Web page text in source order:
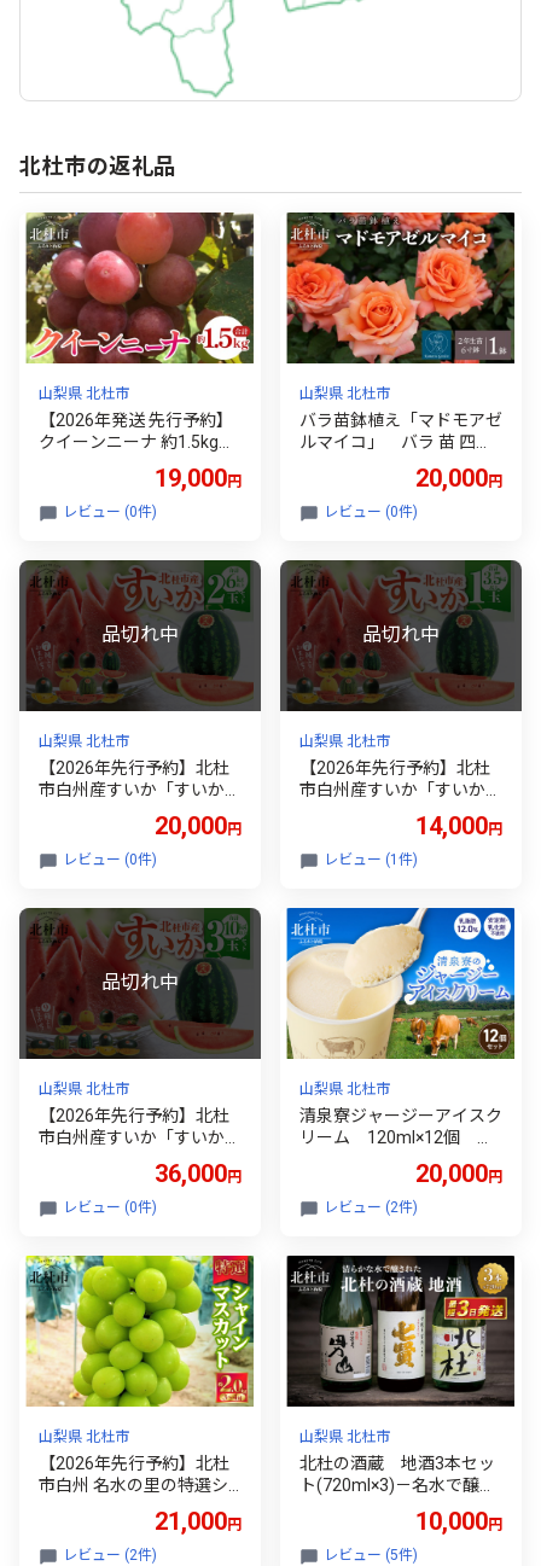
北杜市の返礼品
山梨県 北杜市
【2026年発送 先行予約】
クイーンニーナ 約1.5kg
ブドウ フルーツ 果物 赤ぶ
どう 葡萄 低農薬 期間限定
数量限定 冷蔵発送
19,000円
レビュー (0件)
山梨県 北杜市
バラ苗鉢植え「マドモアゼ
ルマイコ」 バラ 苗 四季
苗 ガーデニング 母の日 父
の日
20,000円
レビュー (0件)
山梨県 北杜市
【2026年先行予約】北杜
市白州産すいか「すいかば
いか セレブシリーズと名
水甲羅の中から2玉セッ
ト 特選 フルーツ 数量限
シリーズ 名水甲羅 産地直
送 冷蔵発送
20,000円
レビュー (0件)
山梨県 北杜市
【2026年先行予約】北杜
市白州産すいか「すいかば
いか セレブシリーズと名
水甲羅の中から1玉 特選
フルーツ 数量限定 期間限
名水甲羅 産地直送 冷蔵発
送
14,000円
レビュー (1件)
山梨県 北杜市
【2026年先行予約】北杜
市白州産すいか「すいかば
いか セレブシリーズと名
水甲羅の中から2玉・戦水
甘シリーズ1玉 豪華3玉セ
限定 期間限定 スイカ セレ
ブシリーズ 名水甲羅 戦水
甘 産地直送 冷蔵発送
36,000円
レビュー (0件)
山梨県 北杜市
清泉寮ジャージーアイスク
リーム 120ml×12個 ア
ージーアイス 120ml 12個
プレミアム 有機ジャージ
ー牛乳 安定剤不使用 乳化
ルウェルフェア」 三ツ星
認証 北杜市 清里 清泉寮 ジ
ャージー牧場 人気 バレン
タインデー チョコ以外 ホ
ワイトデー お返し
20,000円
レビュー (2件)
山梨県 北杜市
【2026年先行予約】北杜
市白州 名水の里の特選シ
～4房) 贈答にもおスス
メ 約2kg 3～4房 数量限
21,000円
レビュー (2件)
山梨県 北杜市
北杜の酒蔵 地酒3本セッ
ト(720ml×3)－名水で醸さ
日本酒 飲み比べ 720m×3
本セット 七賢 甘酸辛苦渋
10,000円
レビュー (5件)